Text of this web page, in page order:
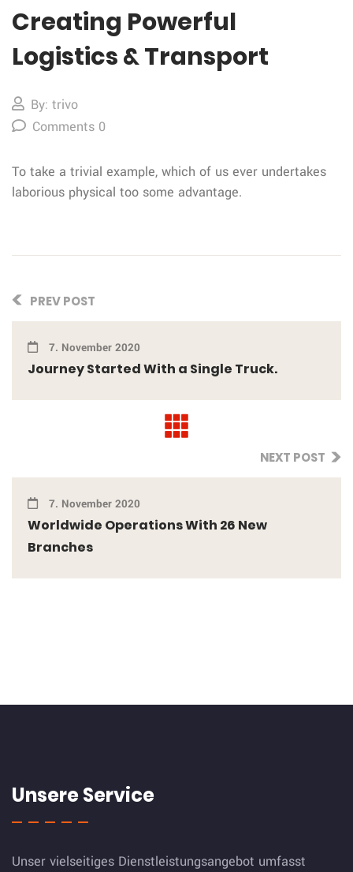
Creating Powerful
Logistics & Transport
By: trivo
Comments 0
To take a trivial example, which of us ever undertakes
laborious physical too some advantage.
PREV POST
7. November 2020
Journey Started With a Single Truck.
NEXT POST
7. November 2020
Worldwide Operations With 26 New
Branches
Unsere Service
Unser vielseitiges Dienstleistungsangebot umfasst